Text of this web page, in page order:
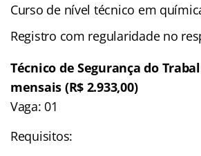
Curso de nível técnico em
Registro com regularidade no
Técnico de Segurança do
mensais (R$ 2.933,00)
Vaga: 01
Requisitos: